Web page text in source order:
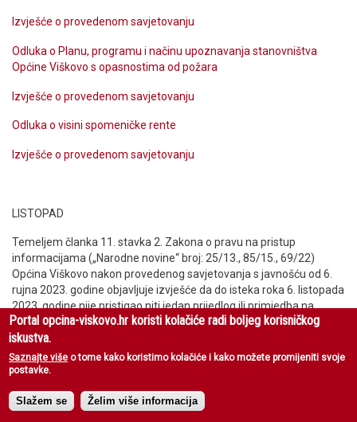
Izvješće o provedenom savjetovanju
Odluka o Planu, programu i načinu upoznavanja stanovništva
Općine Viškovo s opasnostima od požara
Izvješće o provedenom savjetovanju
Odluka o visini spomeničke rente
Izvješće o provedenom savjetovanju
LISTOPAD
Temeljem članka 11. stavka 2. Zakona o pravu na pristup
informacijama („Narodne novine“ broj: 25/13., 85/15., 69/22)
Općina Viškovo nakon provedenog savjetovanja s javnošću od 6.
rujna 2023. godine objavljuje izvješće da do isteka roka 6. listopada
2023. godine nije pristigao niti jedan prijedlog ili primjedba na
akt koji je bio predmetom savjetovanja:
Odluka o izmjeni i dopuni Odluke o dodjeli stipendija učenicima i
studentima
Izvješće o provedenom savjetovanju
Portal opcina-viskovo.hr koristi kolačiće radi boljeg korisničkog
iskustva.
Saznajte više o tome kako koristimo kolačiće i kako možete promijeniti svoje
postavke.
Slažem se Želim više informacija